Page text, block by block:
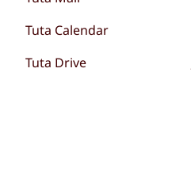
Tuta Calendar
Tuta Drive